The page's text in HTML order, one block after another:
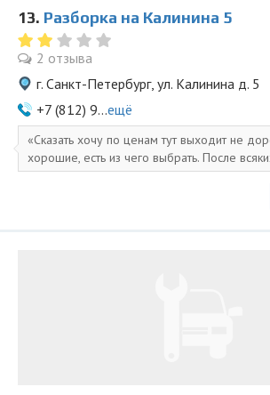
13. Разборка на Калинина 5
2 отзыва
г. Санкт-Петербург, ул. Калинина д. 5
+7 (812) 9...ещё
Сказать хочу по ценам тут выходит не
хорошие, есть из чего выбрать. После